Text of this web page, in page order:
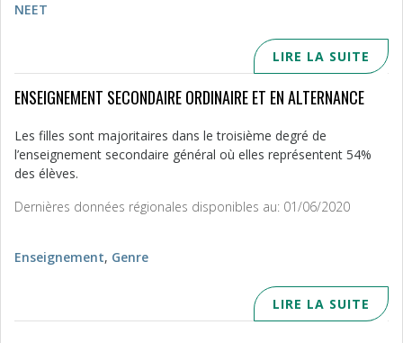
NEET
LIRE LA SUITE
ENSEIGNEMENT SECONDAIRE ORDINAIRE ET EN ALTERNANCE
Les filles sont majoritaires dans le troisième degré de
l’enseignement secondaire général où elles représentent 54%
des élèves.
Dernières données régionales disponibles au: 01/06/2020
Enseignement, Genre
LIRE LA SUITE